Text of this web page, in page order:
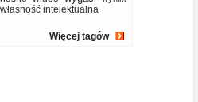
własność intelektualna
Więcej tagów